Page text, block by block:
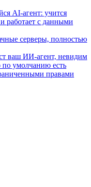
AI-агент: учится
работает с данными
серверы, полностью
ваш ИИ-агент, невидим
умолчанию есть
правами